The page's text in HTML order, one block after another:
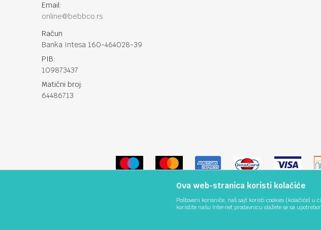
Email:
online@bebbco.rs
Račun
Banka Intesa 160-464028-39
PIB:
109873437
Matični broj:
64486713
podrazumeva se da su dostupni u svakom trenutku.
Ova web-stranica koristi kolačiće
Poštovani korisniče, naš sajt koristi cookies (kolačiće) u
koristite našu Internet prodavnicu slažete se sa